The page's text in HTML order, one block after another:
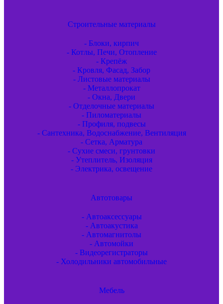
Строительные материалы
- Блоки, кирпич
- Котлы, Печи, Отопление
- Крепёж
- Кровля, Фасад, Забор
- Листовые материалы
- Металлопрокат
- Окна, Двери
- Отделочные материалы
- Пиломатериалы
- Профиля, подвесы
- Сантехника, Водоснабжение, Вентиляция
- Сетка, Арматура
- Сухие смеси, грунтовки
- Утеплитель, Изоляция
- Электрика, освещение
Автотовары
- Автоаксессуары
- Автоакустика
- Автомагнитолы
- Автомойки
- Видеорегистраторы
- Холодильники автомобильные
Мебель